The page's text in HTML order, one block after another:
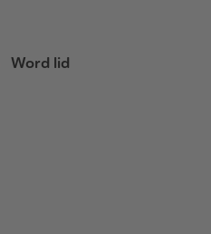
Word lid